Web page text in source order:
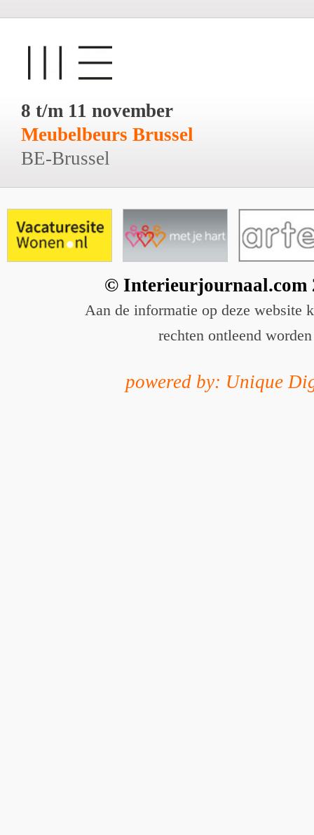
8 t/m 11 november
Meubelbeurs Brussel
BE-Brussel
© Interieurjournaal.com
Aan de informatie op deze website
rechten ontleend worden
powered by: Unique